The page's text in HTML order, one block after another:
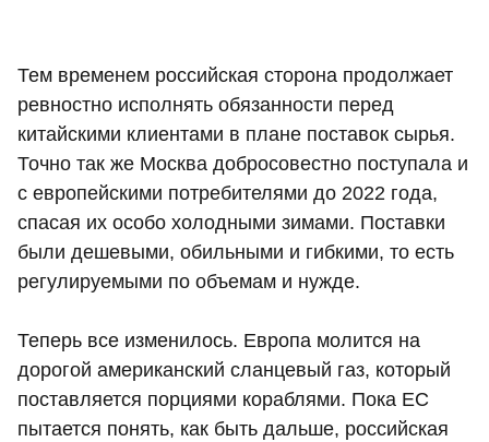
Тем временем российская сторона продолжает
ревностно исполнять обязанности перед
китайскими клиентами в плане поставок сырья.
Точно так же Москва добросовестно поступала и
с европейскими потребителями до 2022 года,
спасая их особо холодными зимами. Поставки
были дешевыми, обильными и гибкими, то есть
регулируемыми по объемам и нужде.
Теперь все изменилось. Европа молится на
дорогой американский сланцевый газ, который
поставляется порциями кораблями. Пока ЕС
пытается понять, как быть дальше, российская